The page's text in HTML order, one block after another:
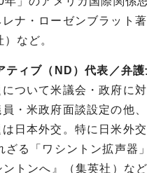
ナ・ローゼンブラット
など。
ィブ（ND）代表／弁護
ついて米議会・政府に
・米政府面談設定の他
日本外交。特に日米外
る「ワシントン拡声器
トンへ』（集英社）など